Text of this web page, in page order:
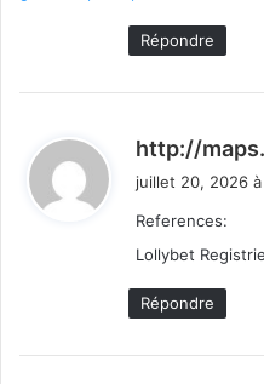
Répondre
http://
juillet 20, 2026
References:
Lollybet
Répondre